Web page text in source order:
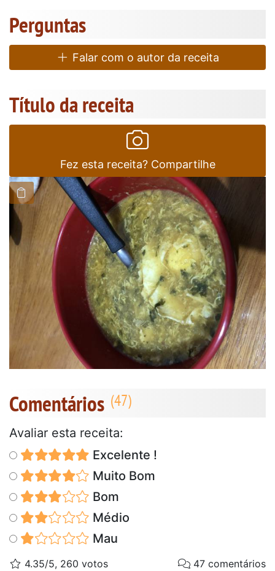
Perguntas
Falar com o autor da receita
Título da receita
Fez esta receita? Compartilhe
Comentários
Avaliar esta receita:
Excelente !
Muito Bom
Bom
Médio
Mau
4.35/5, 260 votos 47 comentários